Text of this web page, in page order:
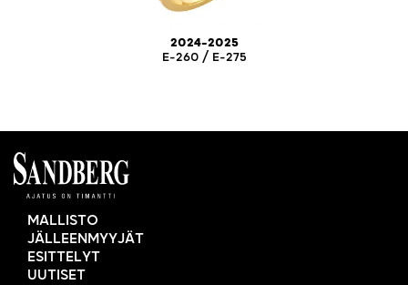
2024-2025
E-260 / E-275
MALLISTO
JÄLLEENMYYJÄT
ESITTELYT
UUTISET